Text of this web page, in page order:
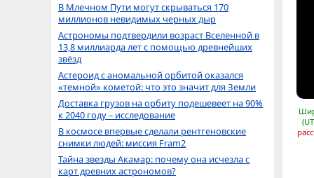
В Млечном Пути могут скрываться 170
миллионов невидимых черных дыр
Астрономы подтвердили возраст Вселенной в
13,8 миллиарда лет с помощью древнейших
звёзд
Астероид с аномальной орбитой оказался
«темной» кометой: что это значит для Земли
Доставка грузов на орбиту подешевеет на 90%
к 2040 году – исследование
В космосе впервые сделали рентгеновские
снимки людей: миссия Fram2
Тайна звезды Акамар: почему она исчезла с
карт древних астрономов?